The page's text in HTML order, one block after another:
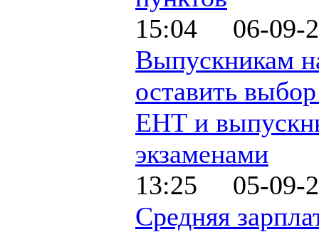
15:04 06-09-
Выпускникам
оставить
ЕНТ и
экзаменами
13:25 05-09-
Средняя